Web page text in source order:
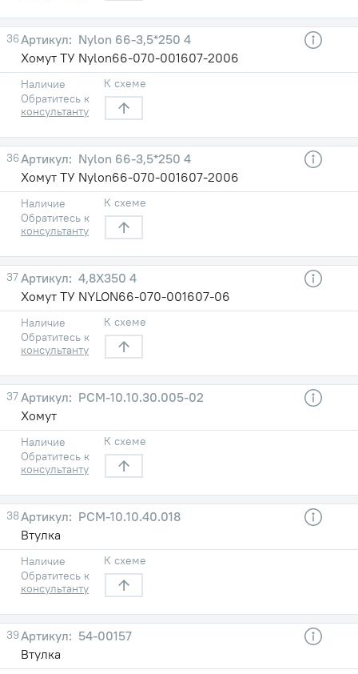
36
Nylon 66-3,5*250 4
Хомут TУ Nylon66-070-001607-2006
Наличие
Обратитесь к
консультанту
К схеме
36
Nylon 66-3,5*250 4
Хомут TУ Nylon66-070-001607-2006
Наличие
Обратитесь к
консультанту
К схеме
37
4,8X350 4
Хомут ТУ NYLON66-070-001607-06
Наличие
Обратитесь к
консультанту
К схеме
37
РСМ-10.10.30.005-02
Хомут
Наличие
Обратитесь к
консультанту
К схеме
38
РСМ-10.10.40.018
Втулка
Наличие
Обратитесь к
консультанту
К схеме
39
54-00157
Втулка